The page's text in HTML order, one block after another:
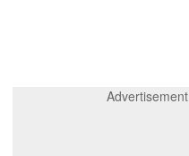
Advertisement